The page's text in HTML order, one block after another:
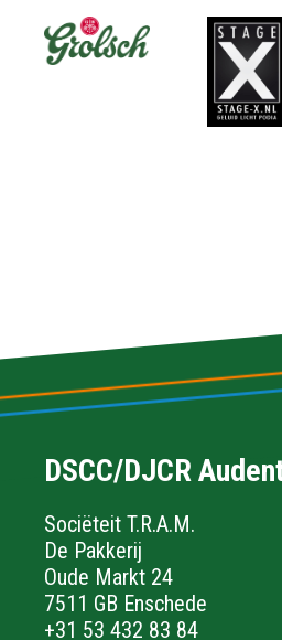
DSCC/DJCR
Sociëteit T.R.A.M.
De Pakkerij
Oude Markt 24
7511 GB Enschede
+31 53 432 83 84